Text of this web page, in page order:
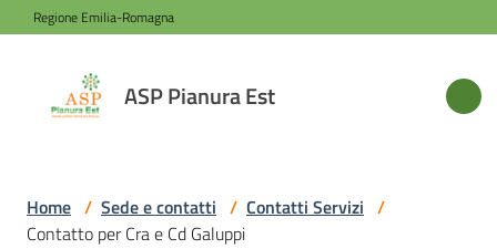
Vai al contenuto
Vai alla navigazione
Vai al footer
Regione Emilia-Romagna
ASP Pianura Est
ASP
Pianura
Azienda
Home / Sede e contatti / Contatti Servizi /
Contatto per Cra e Cd Galuppi